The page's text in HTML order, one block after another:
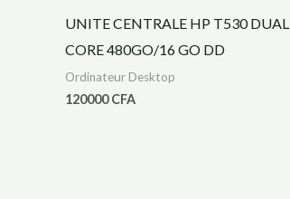
UNITE CENTRALE HP T530 DUAL
CORE 480GO/16 GO DD
Ordinateur Desktop
120000CFA